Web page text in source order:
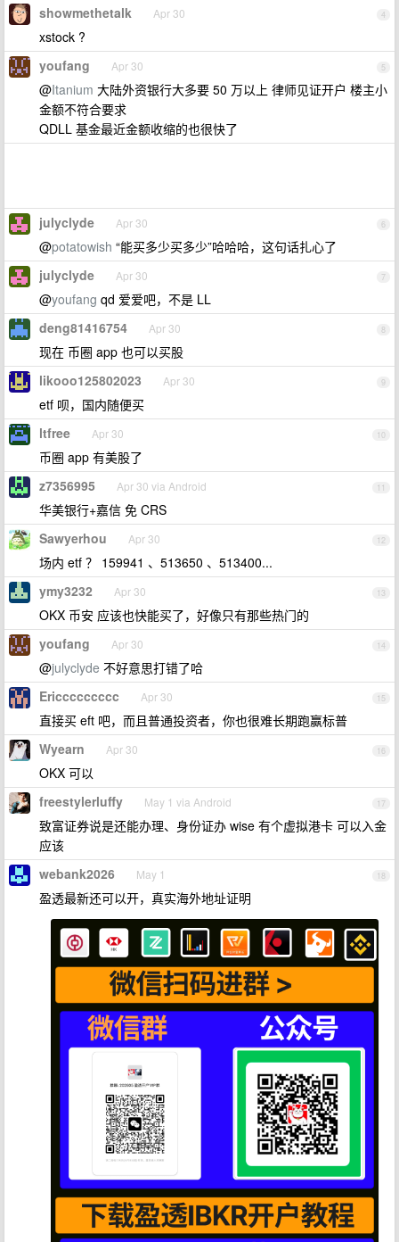
4
showmethetalk Apr 30
xstock ?
5
youfang Apr 30
@Itanium 大陆外资银行大多要 50 万以上 律师见证开户 楼主小
金额不符合要求
QDLL 基金最近金额收缩的也很快了
6
julyclyde Apr 30
@potatowish “能买多少买多少”哈哈哈，这句话扎心了
7
julyclyde Apr 30
@youfang qd 爱爱吧，不是 LL
8
deng81416754 Apr 30
现在 币圈 app 也可以买股
9
likooo125802023 Apr 30
etf 呗，国内随便买
10
ltfree Apr 30
币圈 app 有美股了
11
z7356995 Apr 30 via Android
华美银行+嘉信 免 CRS
12
Sawyerhou Apr 30
场内 etf ？ 159941 、513650 、513400...
13
ymy3232 Apr 30
OKX 币安 应该也快能买了，好像只有那些热门的
14
youfang Apr 30
@julyclyde 不好意思打错了哈
15
Ericcccccccc Apr 30
直接买 eft 吧，而且普通投资者，你也很难长期跑赢标普
16
Wyearn Apr 30
OKX 可以
17
freestylerluffy May 1 via Android
致富证券说是还能办理、身份证办 wise 有个虚拟港卡 可以入金
应该
18
webank2026 May 1
盈透最新还可以开，真实海外地址证明